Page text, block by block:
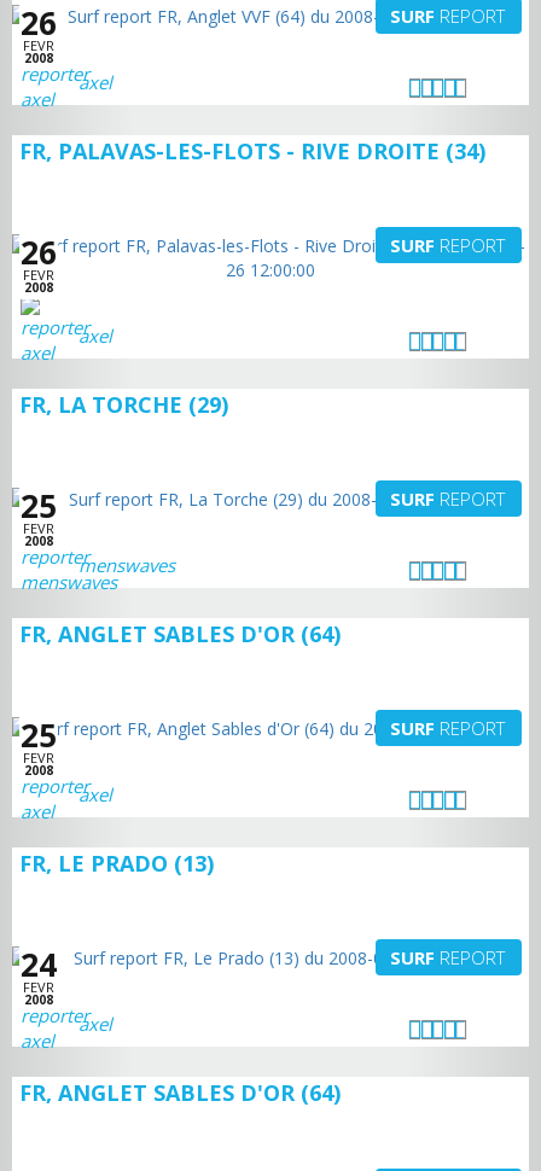
26
FEVR
2008
SURF REPORT
axel
FR, PALAVAS-LES-FLOTS - RIVE DROITE (34)
26
FEVR
2008
SURF REPORT
axel
FR, LA TORCHE (29)
25
FEVR
2008
SURF REPORT
menswaves
FR, ANGLET SABLES D'OR (64)
25
FEVR
2008
SURF REPORT
axel
FR, LE PRADO (13)
24
FEVR
2008
SURF REPORT
axel
FR, ANGLET SABLES D'OR (64)